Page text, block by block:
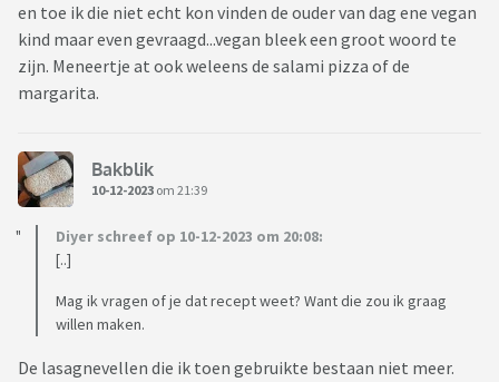
en toe ik die niet echt kon vinden de ouder van dag ene vegan
kind maar even gevraagd...vegan bleek een groot woord te
zijn. Meneertje at ook weleens de salami pizza of de
margarita.
Bakblik
10-12-2023 om 21:39
Diyer schreef op 10-12-2023 om 20:08:
[..]
Mag ik vragen of je dat recept weet? Want die zou ik graag
willen maken.
De lasagnevellen die ik toen gebruikte bestaan niet meer.